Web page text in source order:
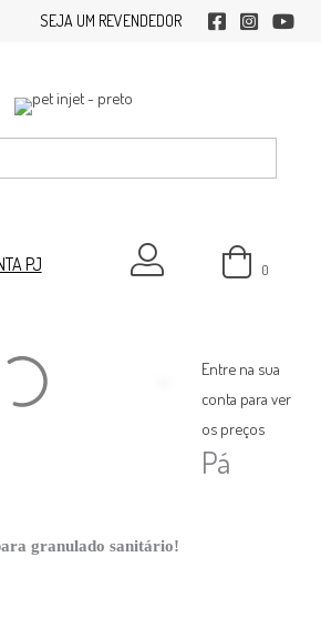
SEJA UM REVENDEDOR facebookinstagram
PJ minha conta
0
Entre na sua
conta para ver
os preços
Pá
granulado sanitário!